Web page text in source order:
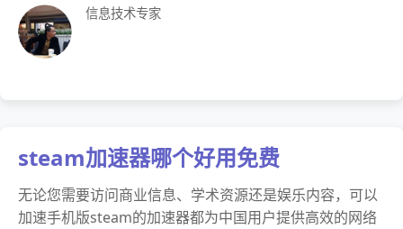
信息技术专家
steam加速器哪个好用免费
无论您需要访问商业信息、学术资源还是娱乐内容，可以
加速手机版steam的加速器都为中国用户提供高效的网络